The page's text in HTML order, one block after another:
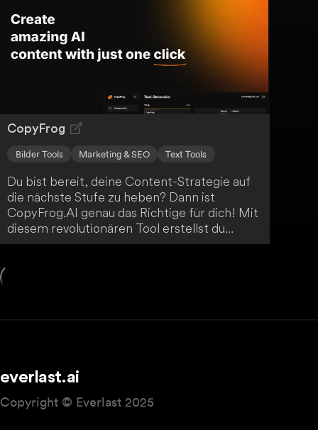
CopyFrog
Bilder Tools Marketing & SEO Text Tools
Du bist bereit, deine Content-Strategie auf
die nächste Stufe zu heben? Dann ist
CopyFrog.AI genau das Richtige für dich! Mit
diesem revolutionären Tool erstellst du
mühelos hochwertige und ansprechende
everlast.ai
Copyright © Everlast 2025